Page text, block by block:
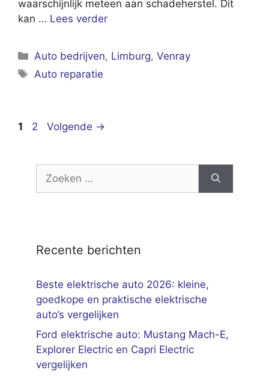
waarschijnlijk meteen aan schadeherstel. Dit
kan … Lees verder
Categorieën
Auto bedrijven, Limburg,Venray
Tags
Auto reparatie
Pagina
1 Pagina
2 Volgende →
naar:
Recente berichten
Beste elektrische auto 2026: kleine,
goedkope en praktische elektrische
auto’s vergelijken
Ford elektrische auto: Mustang Mach-E,
Explorer Electric en Capri Electric
vergelijken